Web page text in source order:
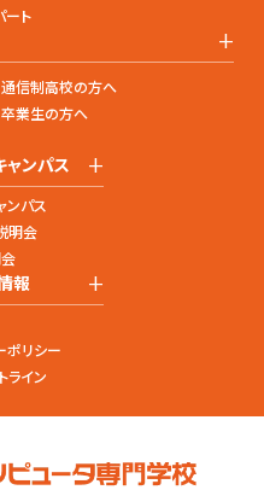
ート
+
通信制高校の方へ
卒業生の方へ
ャンパス +
ンパス
明会
報 +
ポリシー
ライン